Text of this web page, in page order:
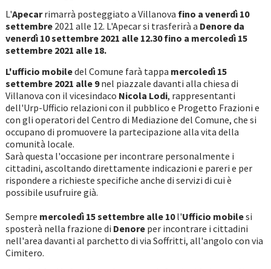
L'Apecarrimarrà posteggiato a Villanova fino a venerdì 10
settembre2021 alle 12. L'Apecar si trasferirà a Denore da
venerdì 10 settembre 2021 alle 12.30 fino a mercoledì 15
settembre 2021 alle 18.
L'ufficio mobiledel Comune farà tappa mercoledì 15
settembre 2021 alle 9nel piazzale davanti alla chiesa di
Villanova con il vicesindaco Nicola Lodi, rappresentanti
dell'Urp-Ufficio relazioni con il pubblico e Progetto Frazioni e
con gli operatori del Centro di Mediazione del Comune, che si
occupano di promuovere la partecipazione alla vita della
comunità locale.
Sarà questa l'occasione per incontrare personalmente i
cittadini, ascoltando direttamente indicazioni e pareri e per
rispondere a richieste specifiche anche di servizi di cui è
possibile usufruire già.
Sempre mercoledì 15 settembre alle 10l'Ufficio mobilesi
sposterà nella frazione di Denoreper incontrare i cittadini
nell'area davanti al parchetto di via Soffritti, all'angolo con via
Cimitero.